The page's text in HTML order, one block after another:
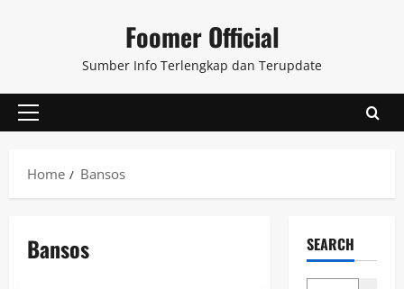
Foomer Official
Sumber Info Terlengkap dan Terupdate
Primary
Home
Bansos
Bansos SEARCH